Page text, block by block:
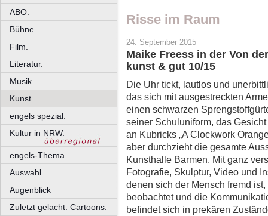
ABO.
Bühne.
Film.
Literatur.
Musik.
Kunst.
engels spezial.
Kultur in NRW.
engels-Thema.
Auswahl.
Augenblick
Zuletzt gelacht: Cartoons.
Risse im Raum
24. September 2015
Maike Freess in der Von
kunst & gut 10/15
Die Uhr tickt, lautlos und
das sich mit ausgestreckten
einen schwarzen
seiner Schuluniform, das
an Kubricks „A Clockwork
aber durchzieht die gesamte
Kunsthalle Barmen. Mit ganz
Fotografie, Skulptur, Video und
denen sich der Mensch fremd
beobachtet und die
befindet sich in prekären